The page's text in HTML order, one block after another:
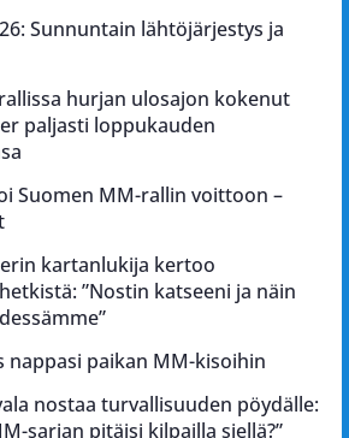
Sunnuntain lähtöjärjestys ja
hurjan ulosajon kokenut
paljasti loppukauden
Suomen MM-rallin voittoon –
kartanlukija kertoo
”Nostin katseeni ja näin
nappasi paikan MM-kisoihin
nostaa turvallisuuden pöydälle:
sarjan pitäisi kilpailla siellä?”